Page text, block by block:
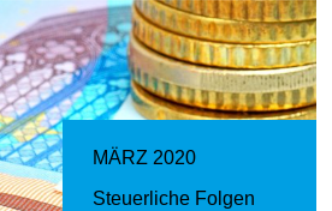
MÄRZ 2020
Steuerliche Folgen